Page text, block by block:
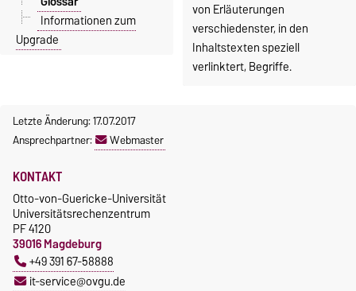
von Erläuterungen
verschiedenster, in den
Inhaltstexten speziell
verlinktert, Begriffe.
Informationen zum
Upgrade
Letzte Änderung: 17.07.2017
Ansprechpartner:
Webmaster
KONTAKT
Otto-von-Guericke-Universität
Universitätsrechenzentrum
PF 4120
39016 Magdeburg
+49 391 67-58888
it-service@ovgu.de